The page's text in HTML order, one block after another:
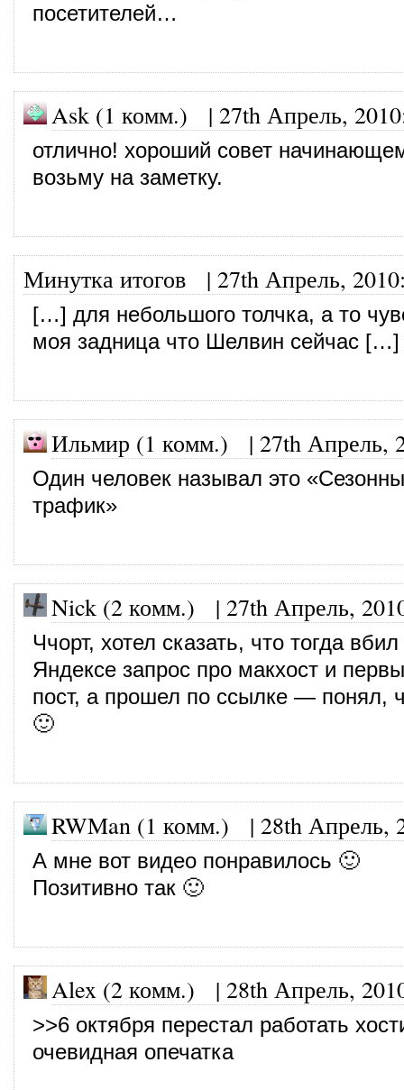
посетителей…
Ask (1 комм.) | 27th Апрель, 2010
отлично! хороший совет
возьму на заметку.
Минутка итогов | 27th Апрель, 2010
[…] для небольшого толчка, а то
моя задница что Шелвин сейчас […]
Ильмир (1 комм.) | 27th Апрель,
Один человек называл это
трафик»
Nick (2 комм.) | 27th Апрель,
Ччорт, хотел сказать, что тогда
Яндексе запрос про макхост и
пост, а прошел по ссылке — понял,
🙂
RWMan (1 комм.) | 28th Апрель,
А мне вот видео понравилось 🙂
Позитивно так 🙂
Alex (2 комм.) | 28th Апрель,
>>6 октября перестал работать
очевидная опечатка